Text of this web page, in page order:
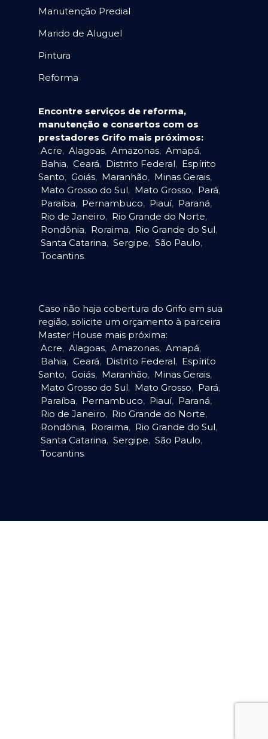
Manutenção Predial
Marido de Aluguel
Pintura
Reforma
Encontre serviços de reforma,
manutenção e consertos com os
prestadores Grifo mais próximos:
Acre, Alagoas, Amazonas, Amapá,
Bahia, Ceará, Distrito Federal, Espírito
Santo, Goiás, Maranhão, Minas Gerais,
Mato Grosso do Sul, Mato Grosso, Pará,
Paraíba, Pernambuco, Piauí, Paraná,
Rio de Janeiro, Rio Grande do Norte,
Rondônia, Roraima, Rio Grande do Sul,
Santa Catarina, Sergipe, São Paulo,
Tocantins.
Caso não haja cobertura do Grifo em sua
região, solicite um orçamento à parceira
Master House mais próxima:
Acre, Alagoas, Amazonas, Amapá,
Bahia, Ceará, Distrito Federal, Espírito
Santo, Goiás, Maranhão, Minas Gerais,
Mato Grosso do Sul, Mato Grosso, Pará,
Paraíba, Pernambuco, Piauí, Paraná,
Rio de Janeiro, Rio Grande do Norte,
Rondônia, Roraima, Rio Grande do Sul,
Santa Catarina, Sergipe, São Paulo,
Tocantins.